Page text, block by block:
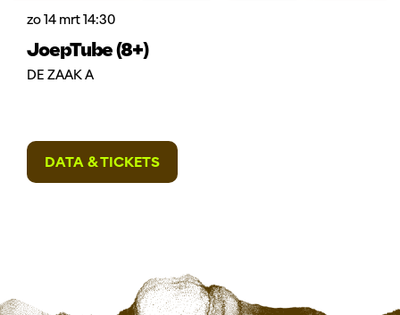
JoepTube (8+)
DE ZAAK A
zo 14 mrt14:30
DATA & TICKETS